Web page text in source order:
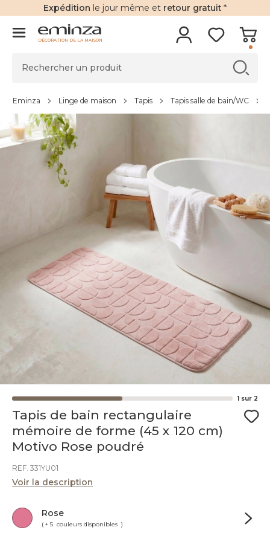
Expédition le jour même et retour gratuit *
DÉCORATION DE LA MAISON
Eminza Linge de maison Tapis Tapis salle de bain/WC
1 sur 2
Tapis de bain rectangulaire
mémoire de forme (45 x 120 cm)
Motivo Rose poudré
REF. 331YU01
Voir la description
Rose
( + 5 couleurs disponibles )